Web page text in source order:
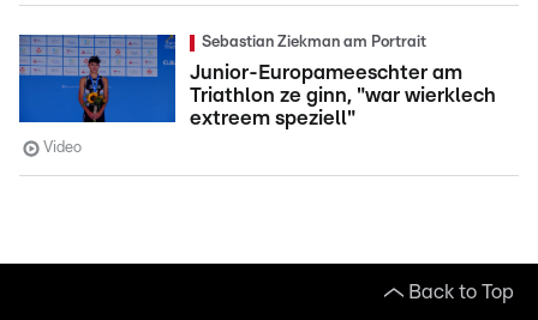
Sebastian Ziekman am Portrait
Junior-Europameeschter am
Triathlon ze ginn, "war wierklech
extreem speziell"
Video
Back to Top